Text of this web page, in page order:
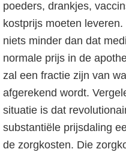
poeders, drankjes,
kostprijs moeten
niets minder dan dat
normale prijs in de
zal een fractie zijn van
afgerekend wordt.
situatie is dat
substantiële prijsdaling
de zorgkosten. Die